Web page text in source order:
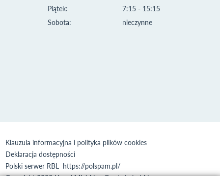
Piątek:
Sobota:
7:15 - 15:15
nieczynne
Klauzula informacyjna i polityka plików cookies
Deklaracja dostępności
Polski serwer RBL https://polspam.pl/